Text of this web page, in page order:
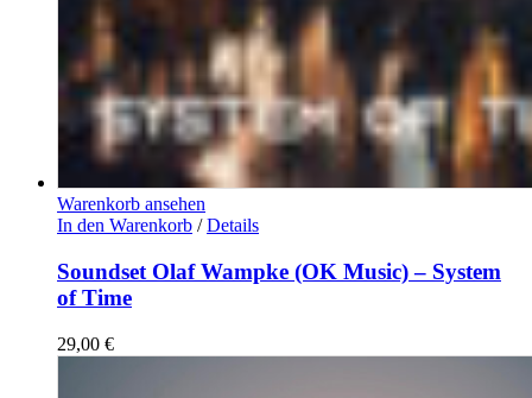
Warenkorb ansehen
In den Warenkorb / Details
Soundset Olaf Wampke (OK Music) – System
of Time
29,00 €